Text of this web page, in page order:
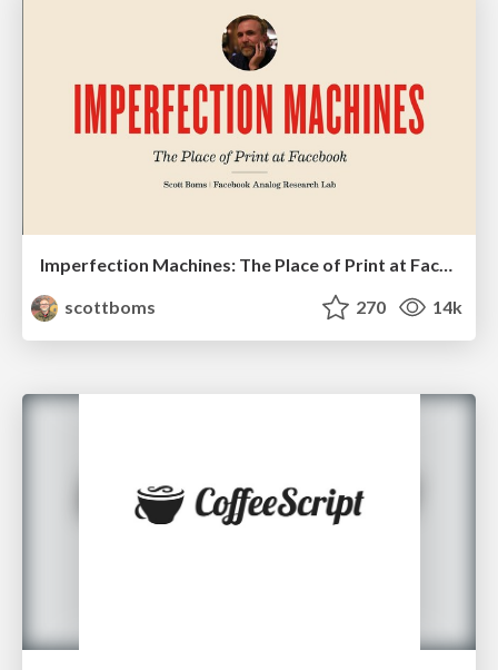
Imperfection Machines: The Place of Print at Facebook
scottboms
270 14k